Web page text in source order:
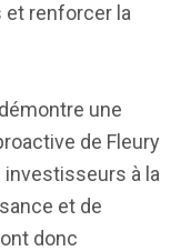
renforcer la
une
de Fleury
investisseurs à la
et de
donc